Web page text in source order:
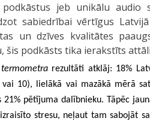
podkāstus jeb unikālu
sabiedrībai vērtīgus
un dzīves kvalitātes
šis podkāsts tika ierakstīts
rezultāti atklāj: 18%
10), lielākā vai mazākā mērā
pētījuma dalībnieku. Tāpēc
stresu, neļaut tam sabojāt